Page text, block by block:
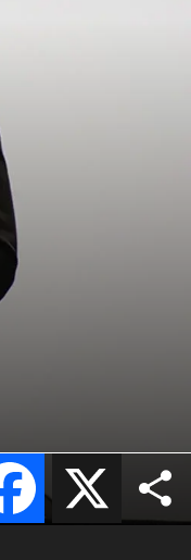
X
Facebook